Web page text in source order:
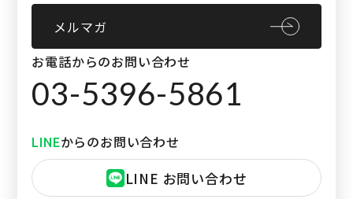
メルマガ
お電話からのお問い合わせ
03-5396-5861
LINEからのお問い合わせ
LINE お問い合わせ